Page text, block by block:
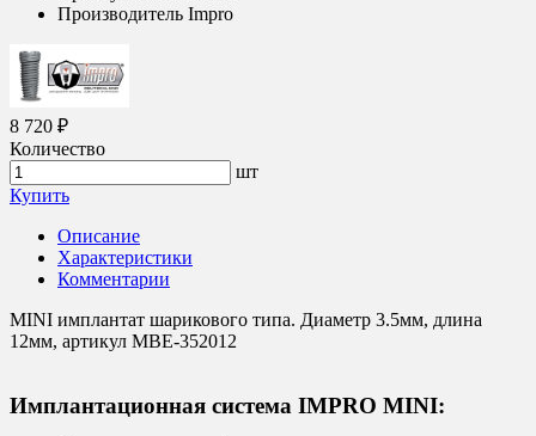
Производитель Impro
8 720 ₽
Количество
шт
Купить
Описание
Характеристики
Комментарии
MINI имплантат шарикового типа. Диаметр 3.5мм, длина
12мм, артикул MBE-352012
Имплантационная система IMPRO MINI: